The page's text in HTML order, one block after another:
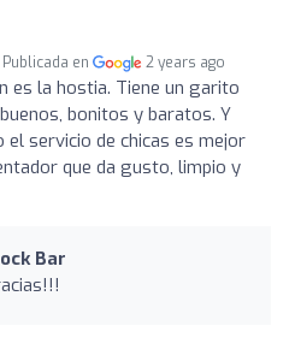
Publicada en 2 years ago
es la hostia. Tiene un garito
bonitos y baratos. Y
servicio de chicas es mejor
que da gusto, limpio y
Bar